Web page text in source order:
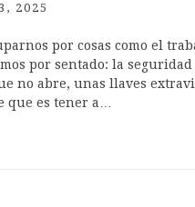
2025
por cosas como el
por sentado: la
no abre, unas llaves
que es tener a…